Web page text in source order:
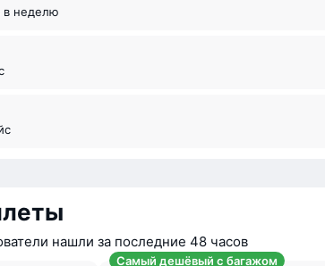
в неделю
нашли за последние 48 часов
Самый дешёвый с багажом